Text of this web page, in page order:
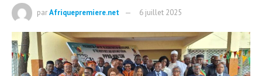
parAfriquepremiere.net 6 juillet 2025